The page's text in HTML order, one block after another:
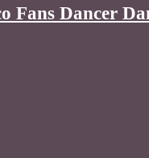
Fans Dancer